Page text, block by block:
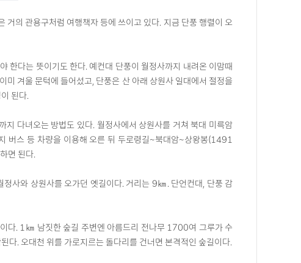
거의 관용구처럼 여행책자 등에 쓰이고 있다. 지금 단풍 행렬이 오
한다는 뜻이기도 한다. 예컨대 단풍이 월정사까지 내려온 이맘때
겨울 문턱에 들어섰고, 단풍은 산 아래 상원사 일대에서 절정을
된다.
다녀오는 방법도 있다. 월정사에서 상원사를 거쳐 북대 미륵암
버스 등 차량을 이용해 오른 뒤 두로령길~북대암~상왕봉(1491
면 된다.
사와 상원사를 오가던 옛길이다. 거리는 9㎞. 단언컨대, 단풍 감
다. 1㎞ 남짓한 숲길 주변엔 아름드리 전나무 1700여 그루가 수
다. 오대천 위를 가로지르는 돌다리를 건너면 본격적인 숲길이다.